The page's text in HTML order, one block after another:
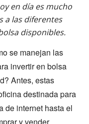
en día es mucho
a las diferentes
disponibles.
se manejan las
invertir en bolsa
Antes, estas
destinada para
de internet hasta el
y vender